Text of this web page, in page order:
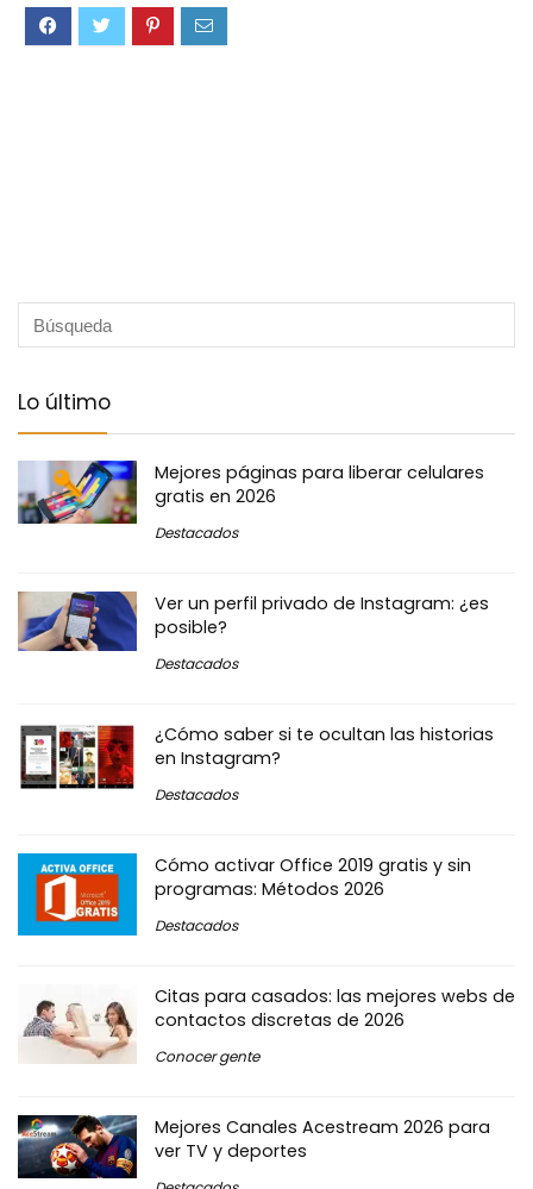
Lo último
Mejores páginas para liberar celulares
gratis en 2026
Destacados
Ver un perfil privado de Instagram: ¿es
posible?
Destacados
¿Cómo saber si te ocultan las historias
en Instagram?
Destacados
Cómo activar Office 2019 gratis y sin
programas: Métodos 2026
Destacados
Citas para casados: las mejores webs de
contactos discretas de 2026
Conocer gente
Mejores Canales Acestream 2026 para
ver TV y deportes